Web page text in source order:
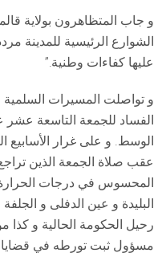
و جاب المتظاهرون بولاية
الشوارع الرئيسية للمدينة
عليها كفاءات وطنية.”
و تواصلت المسيرات السلمية
الفساد للجمعة التاسعة عشر
الوسط. و على غرار الأسابيع
عقب صلاة الجمعة الذين
المحسوس في درجات
البليدة و عين الدفلى و
رحيل الحكومة الحالية و
مسؤول ثبت تورطه في قضايا